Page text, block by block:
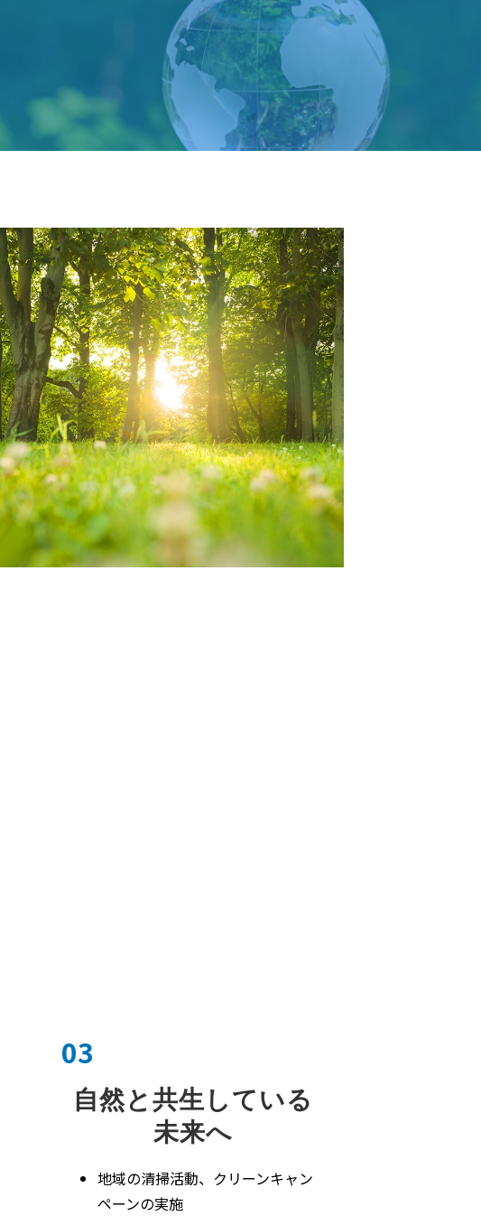
03
自然と共生している
未来へ
地域の清掃活動、クリーンキャン
ペーンの実施